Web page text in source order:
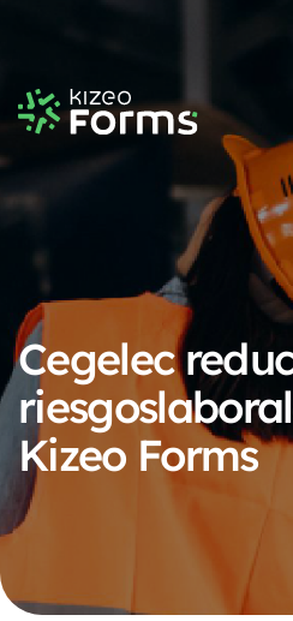
Cegelec
riesgos
Kizeo Forms